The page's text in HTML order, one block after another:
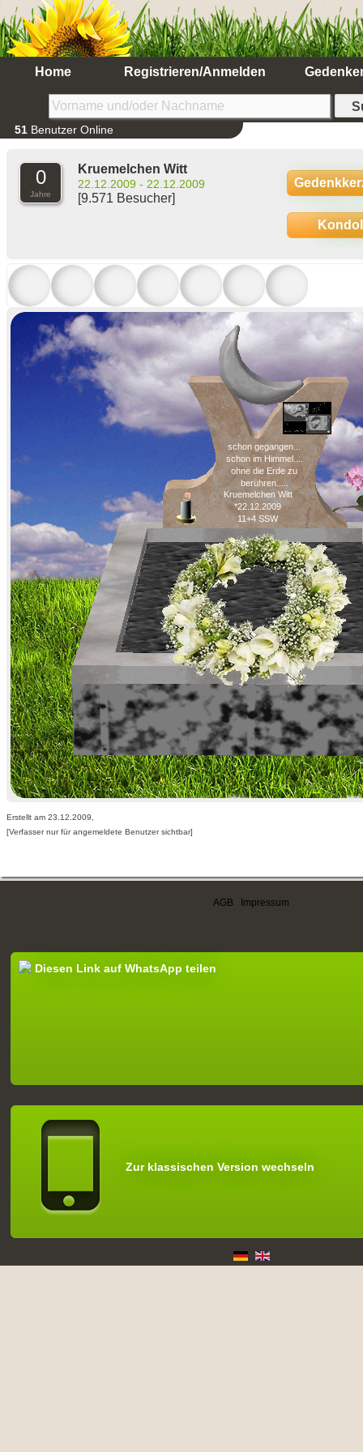
Home Registrieren/Anmelden
51 Benutzer Online
0
Jahre
Kruemelchen Witt
22.12.2009 - 22.12.2009
[9.571 Besucher]
Kruemelchen Witt
*22.12.2009
11+4 SSW
schon gegangen...
schon im Himmel....
ohne die Erde zu
berühren.....
Erstellt am 23.12.2009,
[Verfasser nur für angemeldete Benutzer sichtbar]
AGB Impressum
Diesen Link auf WhatsApp teilen
Zur klassischen Version wechseln